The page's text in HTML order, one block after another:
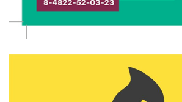
6 Авг 2026 16:02 150
Калининские футболисты представят